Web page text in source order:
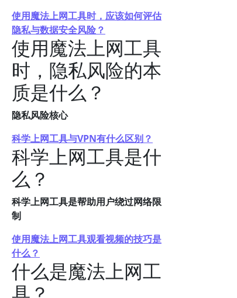
使用魔法上网工具时，应该如何评估
隐私与数据安全风险？
使用魔法上网工具
时，隐私风险的本
质是什么？
隐私风险核心
科学上网工具与VPN有什么区别？
科学上网工具是什
么？
科学上网工具是帮助用户绕过网络限
制
使用魔法上网工具观看视频的技巧是
什么？
什么是魔法上网工